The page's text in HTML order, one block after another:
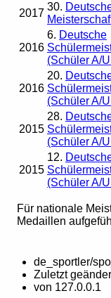
2017
30.
2016
6. Deutsche
(Schüler A/
2016
20.
(Schüler A/
2015
28.
(Schüler A/
2015
12.
(Schüler A/
Für nationale
Medaillen
de_sportler/
Zuletzt
von 127.0.0.1